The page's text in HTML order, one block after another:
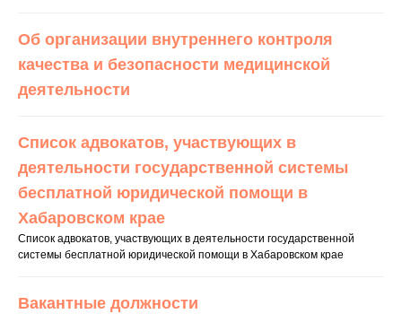
Об организации внутреннего контроля
качества и безопасности медицинской
деятельности
Список адвокатов, участвующих в
деятельности государственной системы
бесплатной юридической помощи в
Хабаровском крае
Список адвокатов, участвующих в деятельности государственной
системы бесплатной юридической помощи в Хабаровском крае
Вакантные должности